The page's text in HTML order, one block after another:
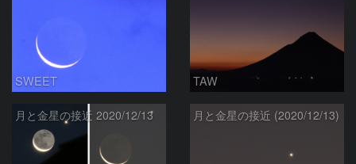
SWEET TAW
月と金星の接近 2020/12/13 月と金星の接近 (2020/12/13)